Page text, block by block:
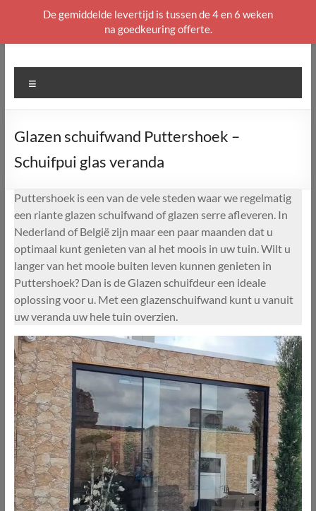
naar
Glazen schuifwand Puttershoek –
Schuifpui glas veranda
Puttershoek is een van de vele steden waar we regelmatig
een riante glazen schuifwand of glazen serre afleveren. In
Nederland of België zijn maar een paar maanden dat u
optimaal kunt genieten van al het moois in uw tuin. Wilt u
langer van het mooie buiten leven kunnen genieten in
Puttershoek? Dan is de Glazen schuifdeur een ideale
oplossing voor u. Met een glazenschuifwand kunt u vanuit
uw veranda uw hele tuin overzien.
De gemiddelde levertijd is tussen de 4 en 6 weken
na goedkeuring offerte.